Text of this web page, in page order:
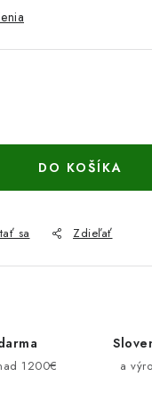
DO KOŠÍKA
sa Zdieľať
1200€ a